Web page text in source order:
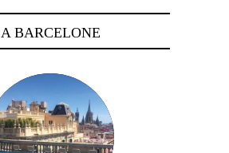
A BARCELONE